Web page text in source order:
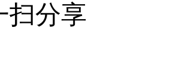
扫分享